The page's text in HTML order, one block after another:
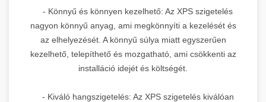
- Könnyű és könnyen kezelhető: Az XPS szigetelés
nagyon könnyű anyag, ami megkönnyíti a kezelését és
az elhelyezését. A könnyű súlya miatt egyszerűen
kezelhető, telepíthető és mozgatható, ami csökkenti az
installáció idejét és költségét.
- Kiváló hangszigetelés: Az XPS szigetelés kiválóan